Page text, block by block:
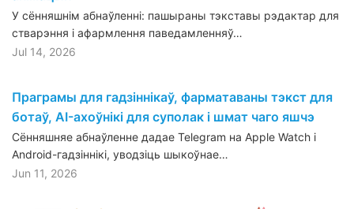
У сённяшнім абнаўленні: пашыраны тэкставы рэдактар для
стварэння і афармлення паведамленняў…
Jul 14, 2026
Праграмы для гадзіннікаў, фарматаваны тэкст для
ботаў, AI-ахоўнікі для суполак і шмат чаго яшчэ
Сённяшняе абнаўленне дадае Telegram на Apple Watch і
Android-гадзіннікі, уводзіць шыкоўнае…
Jun 11, 2026